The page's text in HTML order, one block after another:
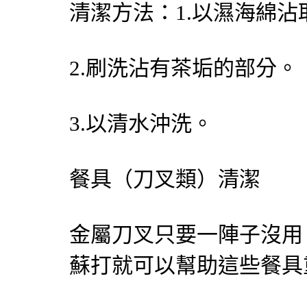
清潔方法：1.以濕海綿沾
2.刷洗沾有茶垢的部分。
3.以清水沖洗。
餐具（刀叉類）清潔
金屬刀叉只要一陣子沒
蘇打就可以幫助這些餐